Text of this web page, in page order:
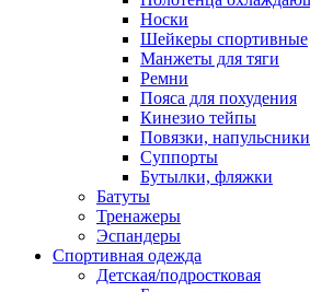
Носки
Шейкеры спортивные
Манжеты для тяги
Ремни
Пояса для похудения
Кинезио тейпы
Повязки, напульсники
Суппорты
Бутылки, фляжки
Батуты
Тренажеры
Эспандеры
Спортивная одежда
Детская/подростковая